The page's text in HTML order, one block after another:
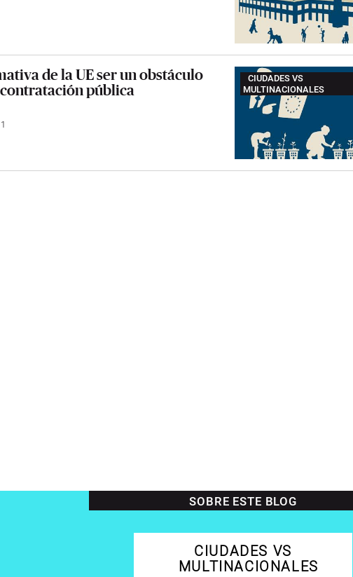
CIUDADES VS
MULTINACIONALES
de la UE ser un obstáculo
pública
1
SOBRE ESTE BLOG
CIUDADES VS
MULTINACIONALES